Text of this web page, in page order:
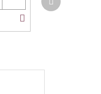
KOŠÍKU
produkt